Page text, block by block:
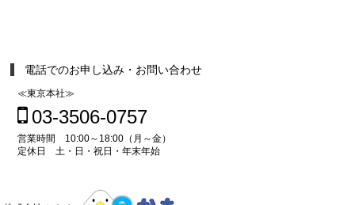
電話でのお申し込み・お問い合わせ
≪東京本社≫
03-3506-0757
営業時間 10:00～18:00（月～金）
定休日 土・日・祝日・年末年始